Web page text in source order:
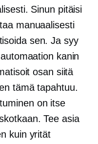
Sinun pitäisi
manuaalisesti
sen. Ja syy
kanin
osan siitä
tämä tapahtuu.
on itse
Tee asia
kuin yrität